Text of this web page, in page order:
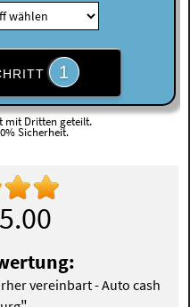
1
mit Dritten geteilt.
Sicherheit.
vereinbart - Auto cash